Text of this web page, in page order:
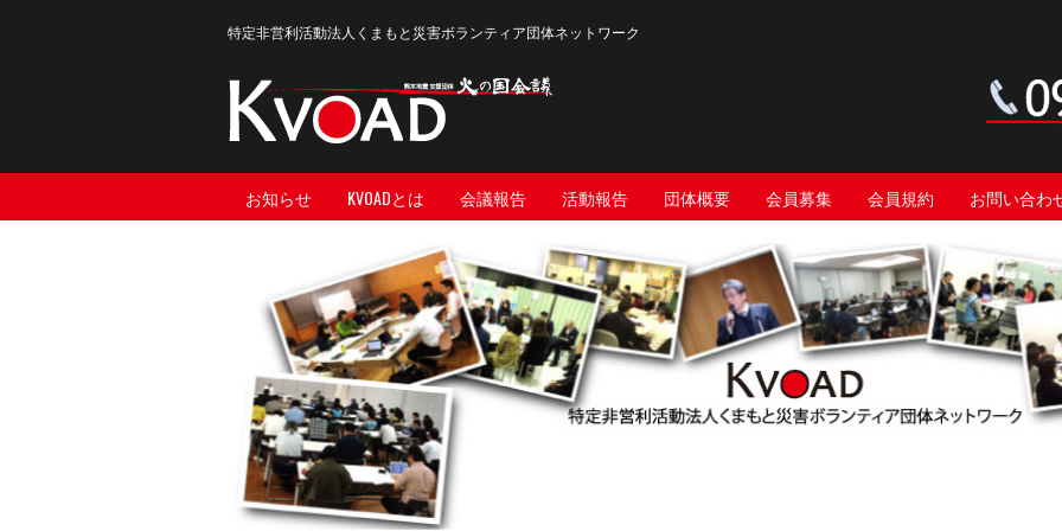
特定非営利活動法人くまもと災害ボランティア団体ネットワーク
お知らせ KVOADとは 会議報告 活動報告 団体概要 会員募集 会員規約 お問い合わ